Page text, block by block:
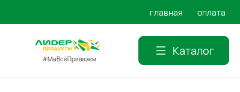
главная оплата
#МыВсёПривезем
Каталог